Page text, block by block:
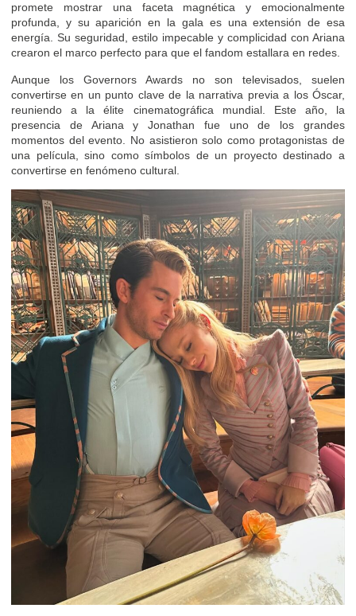
promete mostrar una faceta magnética y emocionalmente
profunda, y su aparición en la gala es una extensión de esa
energía. Su seguridad, estilo impecable y complicidad con Ariana
crearon el marco perfecto para que el fandom estallara en redes.
Aunque los Governors Awards no son televisados, suelen
convertirse en un punto clave de la narrativa previa a los Óscar,
reuniendo a la élite cinematográfica mundial. Este año, la
presencia de Ariana y Jonathan fue uno de los grandes
momentos del evento. No asistieron solo como protagonistas de
una película, sino como símbolos de un proyecto destinado a
convertirse en fenómeno cultural.